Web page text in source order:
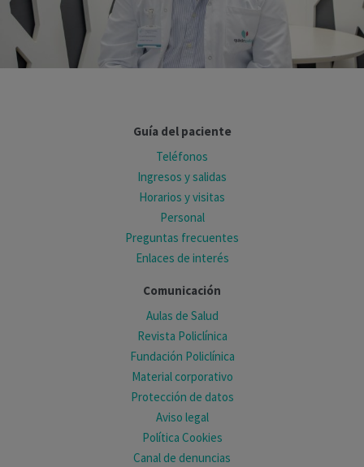
Guía del paciente
Teléfonos
Ingresos y salidas
Horarios y visitas
Personal
Preguntas frecuentes
Enlaces de interés
Comunicación
Aulas de Salud
Revista Policlínica
Fundación Policlínica
Material corporativo
Protección de datos
Aviso legal
Política Cookies
Canal de denuncias